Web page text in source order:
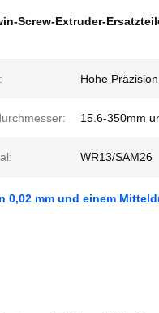
Screw-Extruder-
Hohe
15.6-350mm
WR13/SAM26
mm und einem